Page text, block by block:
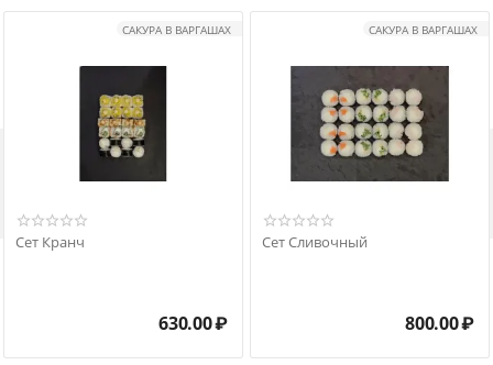
САКУРА В ВАРГАШАХ
Сет Кранч
630.00₽
САКУРА В ВАРГАШАХ
Сет Сливочный
800.00₽